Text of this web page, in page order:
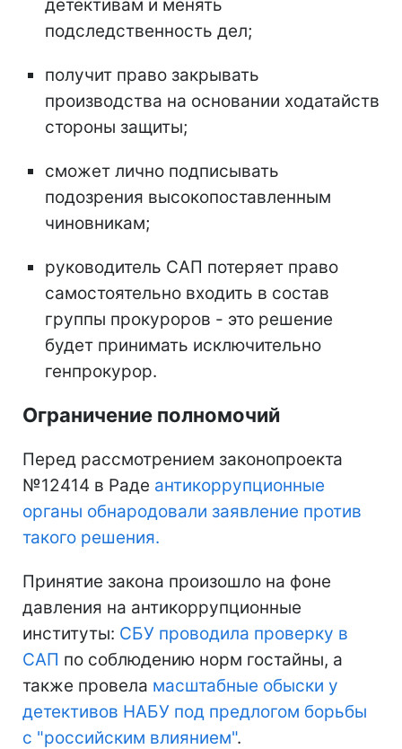
детективам и менять
подследственность дел;
получит право закрывать
производства на основании ходатайств
стороны защиты;
сможет лично подписывать
подозрения высокопоставленным
чиновникам;
руководитель САП потеряет право
самостоятельно входить в состав
группы прокуроров - это решение
будет принимать исключительно
генпрокурор.
Ограничение полномочий
Перед рассмотрением законопроекта
№12414 в Раде антикоррупционные
органы обнародовали заявление против
такого решения.
Принятие закона произошло на фоне
давления на антикоррупционные
институты: СБУ проводила проверку в
САП по соблюдению норм гостайны, а
также провела масштабные обыски у
детективов НАБУ под предлогом борьбы
с "российским влиянием".